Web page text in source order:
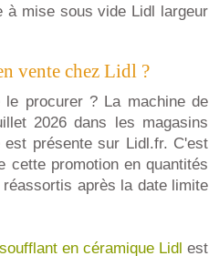
à mise sous vide Lidl largeur
vente chez Lidl ?
procurer ? La machine de
2026 dans les magasins
présente sur Lidl.fr. C'est
cette promotion en quantités
après la date limite
en céramique Lidl est